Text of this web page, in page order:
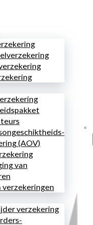
(AOV)
van
verzekeringen
verzekering